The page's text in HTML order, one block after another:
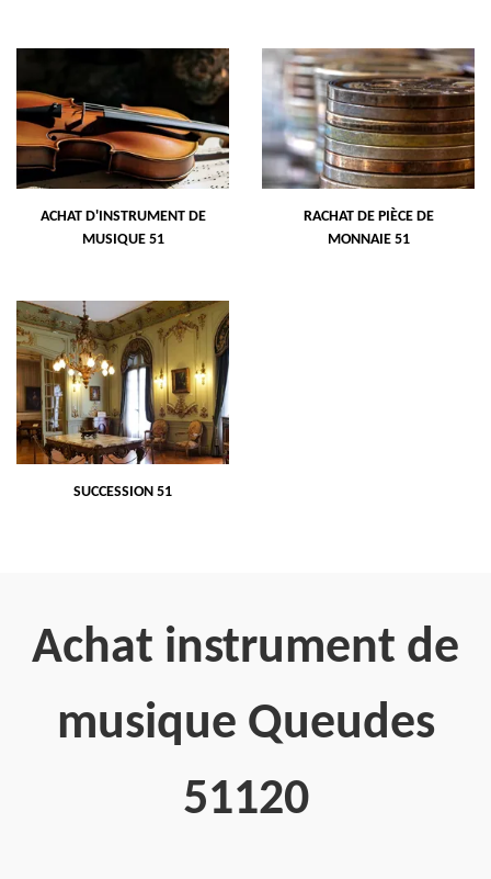
ACHAT D'INSTRUMENT DE
MUSIQUE 51
RACHAT DE PIÈCE DE
MONNAIE 51
SUCCESSION 51
Achat instrument de
musique Queudes
51120